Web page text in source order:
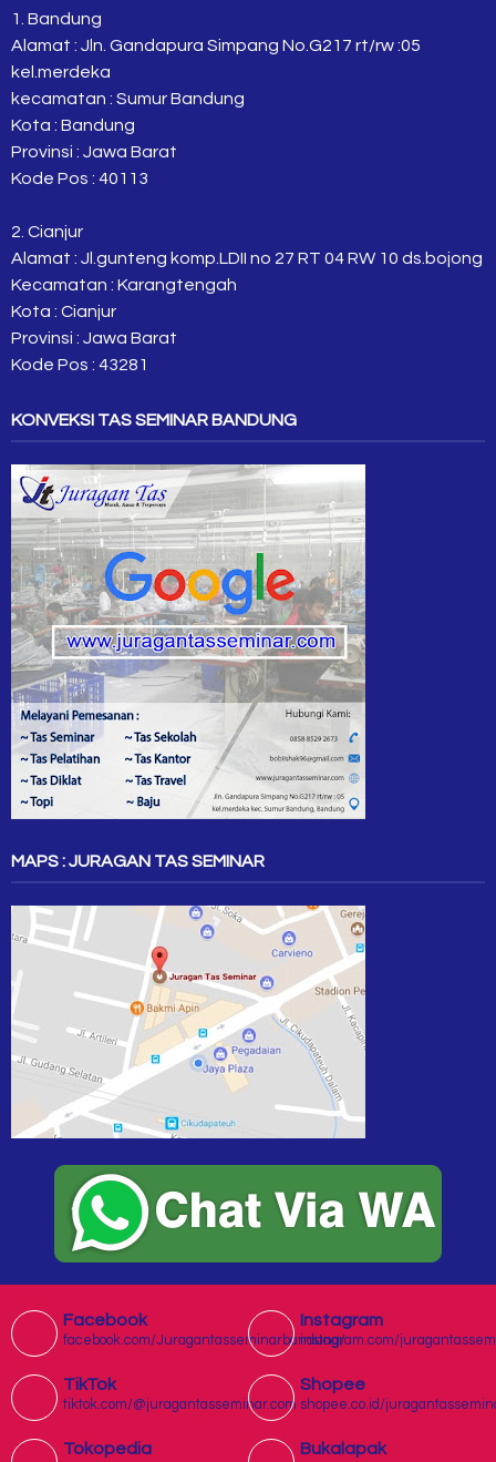
1. Bandung
Alamat : Jln. Gandapura Simpang No.G217 rt/rw :05
kel.merdeka
kecamatan : Sumur Bandung
Kota : Bandung
Provinsi : Jawa Barat
Kode Pos : 40113
2. Cianjur
Alamat : Jl.gunteng komp.LDII no 27 RT 04 RW 10 ds.bojong
Kecamatan : Karangtengah
Kota : Cianjur
Provinsi : Jawa Barat
Kode Pos : 43281
KONVEKSI TAS SEMINAR BANDUNG
MAPS : JURAGAN TAS SEMINAR
Facebook
facebook.com/Juragantasseminarbandung/
Instagram
instagram.com/
TikTok
tiktok.com/@juragantasseminar.com
Shopee
shopee.co.id/
Tokopedia Bukalapak